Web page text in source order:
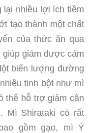
lại nhiều lợi ích tiềm
tạo thành một chất
của thức ăn qua
giảm được cảm
biến lượng đường
tinh bột như mì
thể hỗ trợ giảm cân
Mì Shirataki có rất
gồm gạo, mì Ý